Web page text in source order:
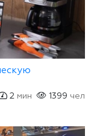
2 мин 1399 чел